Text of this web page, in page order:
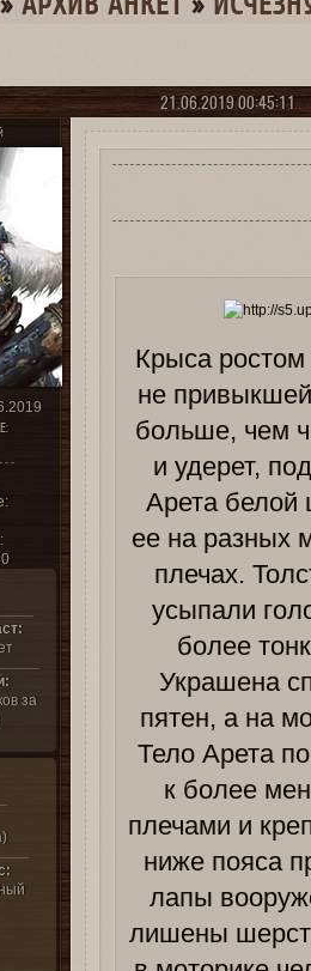
21.06.2019 00:45:11
за
Крыса ростом
не
больше, чем
и удерет,
Арета белой
ее на разных
плечах.
усыпали
более
Украшена
пятен, а на
Тело Арета
к более
плечами и
ниже пояса
лапы
лишены